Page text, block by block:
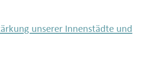
unserer Innenstädte und